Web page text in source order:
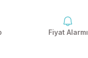
Fiyat Alarmı